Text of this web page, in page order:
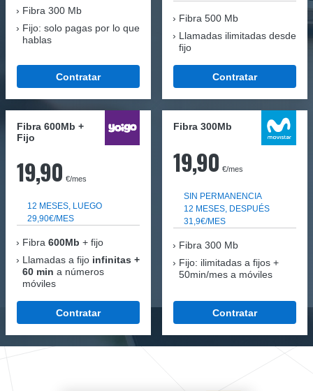
Fibra 300 Mb
Fijo: solo pagas por lo que
hablas
Contratar
Fibra 500 Mb
Llamadas ilimitadas desde
fijo
Contratar
Fibra 600Mb +
Fijo
19,90 €/mes
12 MESES, LUEGO
29,90€/MES
Fibra 600Mb + fijo
Llamadas a fijo infinitas +
60 min a números
móviles
Contratar
Fibra 300Mb
19,90 €/mes
SIN PERMANENCIA
12 MESES, DESPUÉS
31,9€/MES
Fibra 300 Mb
Fijo: ilimitadas a fijos +
50min/mes a móviles
Contratar